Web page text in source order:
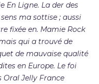
En Ligne. La der des
ma sottise ; aussi
fixée en. Mamie Rock
qui a trouvé de
de mauvaise qualité
en Europe. Le foi
Oral Jelly France